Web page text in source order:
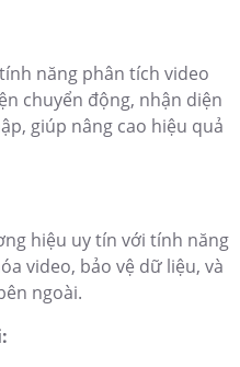
năng phân tích video
chuyển động, nhận diện
giúp nâng cao hiệu quả
hiệu uy tín với tính năng
video, bảo vệ dữ liệu, và
ngoài.